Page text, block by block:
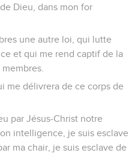
Dieu, dans mon for
une autre loi, qui lutte
et qui me rend captif de la
me délivrera de ce corps de
par Jésus-Christ notre
intelligence, je suis esclave
ma chair, je suis esclave de